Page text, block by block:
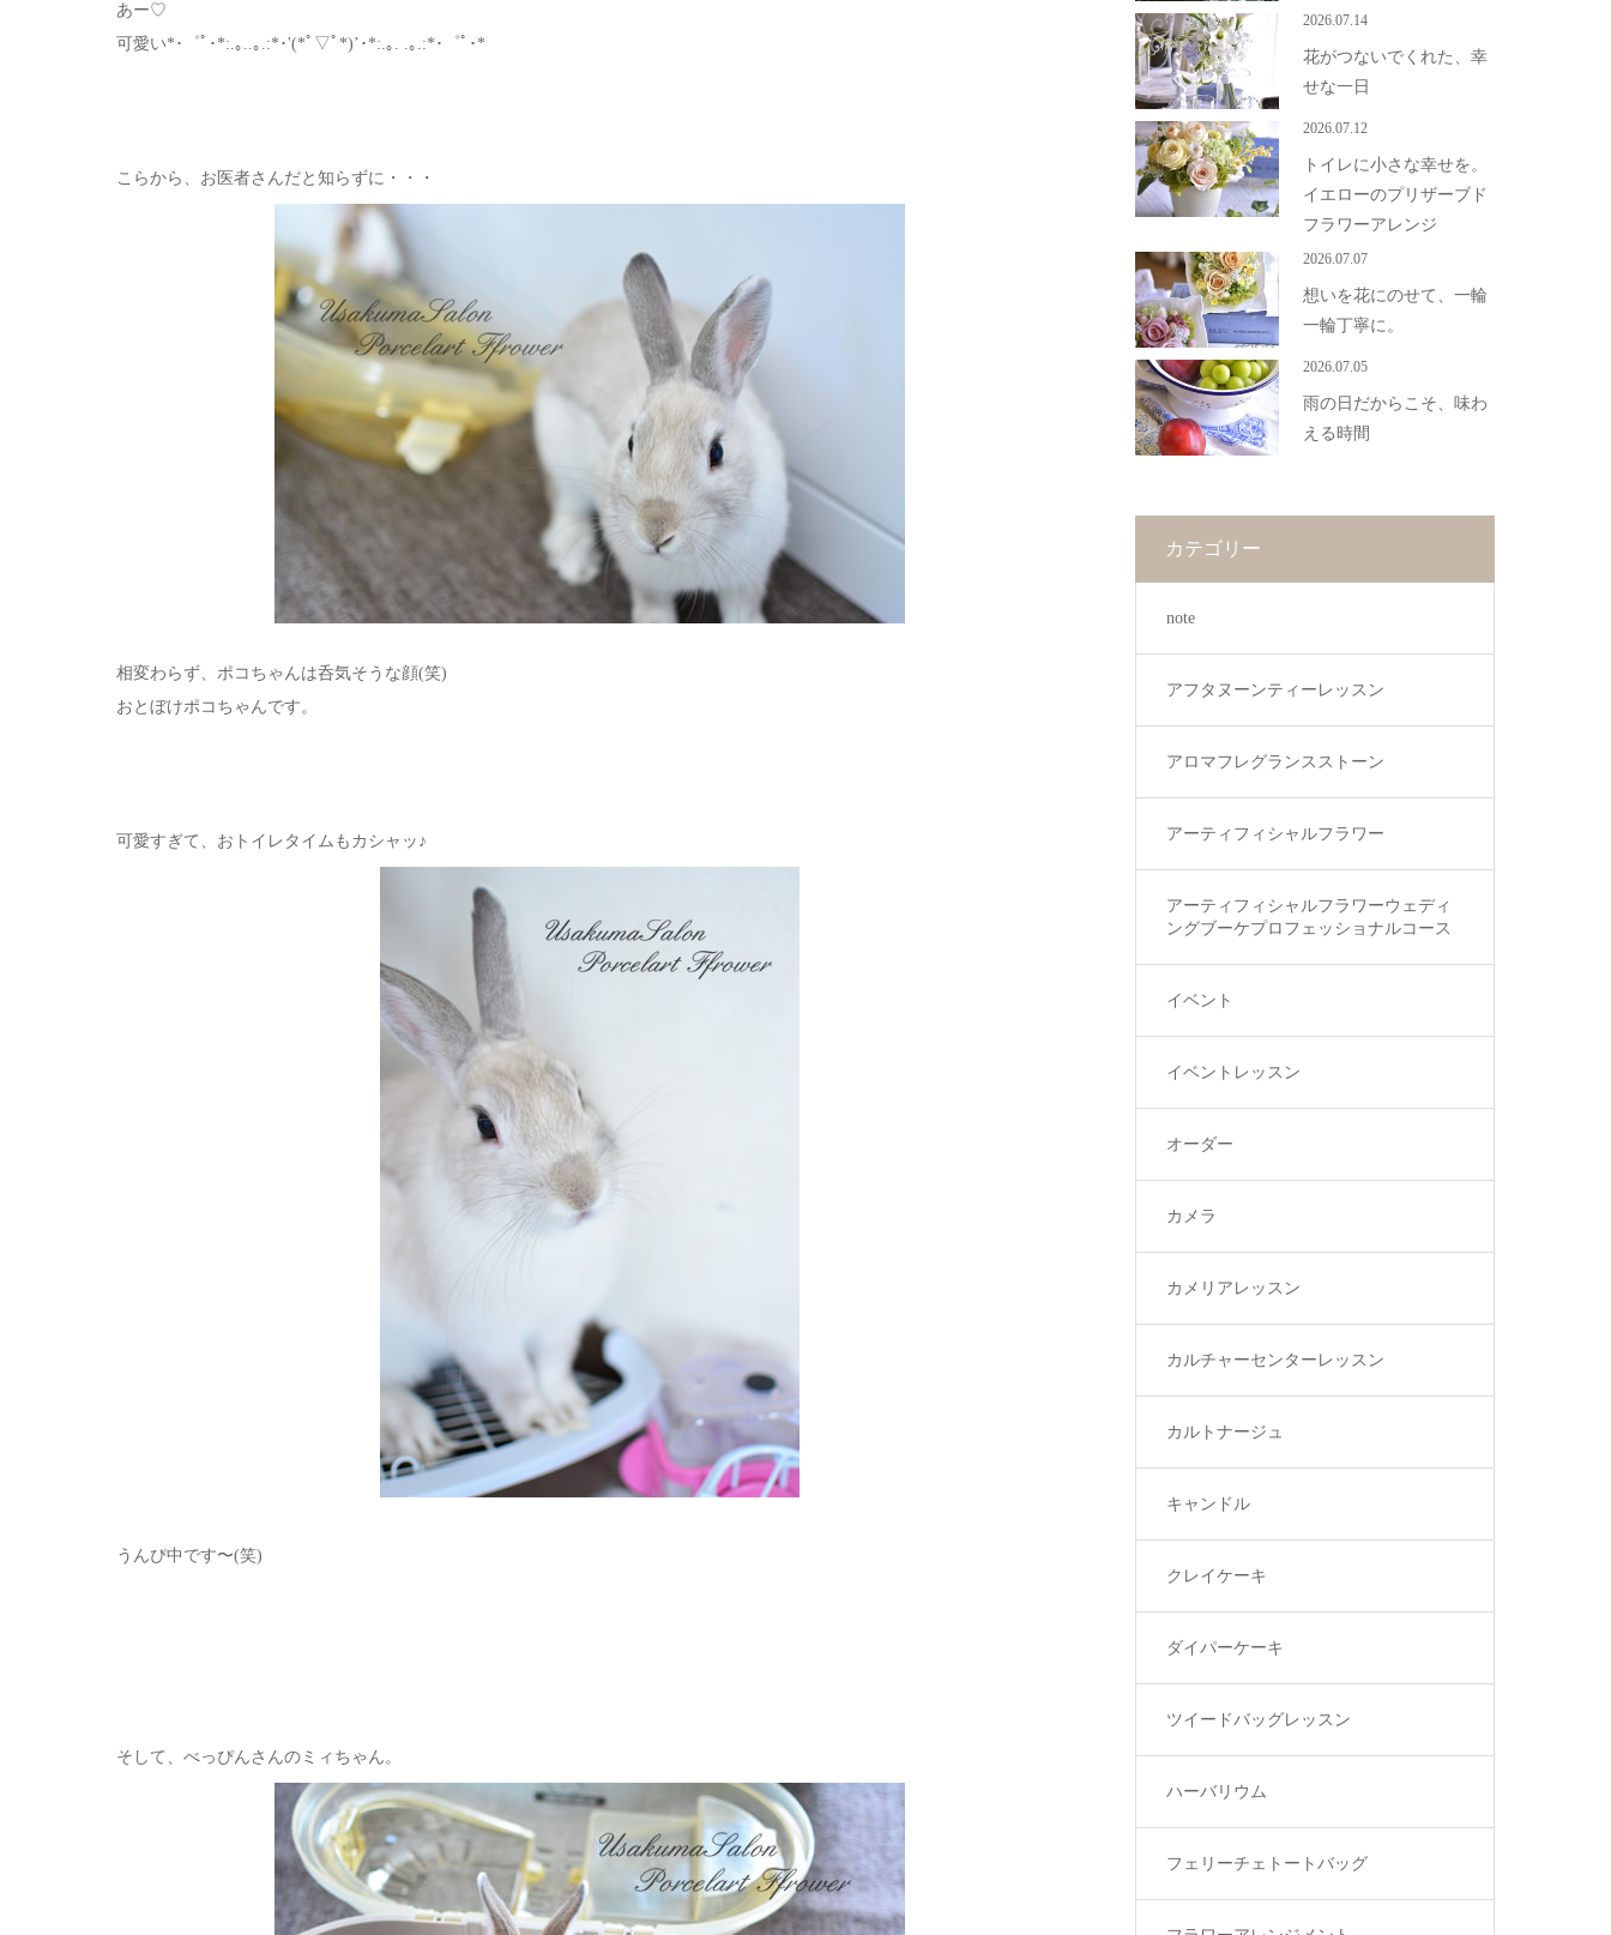
あー♡
可愛い*･゜ﾟ･*:.｡..｡.:*･'(*ﾟ▽ﾟ*)’･*:.｡. .｡.:*･゜ﾟ･*
こらから、お医者さんだと知らずに・・・
相変わらず、ポコちゃんは呑気そうな顔(笑)
おとぼけポコちゃんです。
可愛すぎて、おトイレタイムもカシャッ♪
うんぴ中です〜(笑)
そして、べっぴんさんのミィちゃん。
2026.07.14
花がつないでくれた、幸
せな一日
2026.07.12
トイレに小さな幸せを。
イエローのプリザーブド
フラワーアレンジ
2026.07.07
想いを花にのせて、一輪
一輪丁寧に。
2026.07.05
雨の日だからこそ、味わ
える時間
カテゴリー
note
アフタヌーンティーレッスン
アロマフレグランスストーン
アーティフィシャルフラワー
アーティフィシャルフラワーウェディ
ングブーケプロフェッショナルコース
イベント
イベントレッスン
オーダー
カメラ
カメリアレッスン
カルチャーセンターレッスン
カルトナージュ
キャンドル
クレイケーキ
ダイパーケーキ
ツイードバッグレッスン
ハーバリウム
フェリーチェトートバッグ